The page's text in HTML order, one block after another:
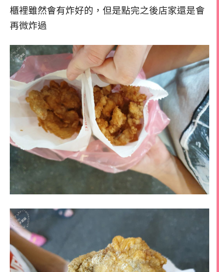
櫃裡雖然會有炸好的，但是點完之後店家還是會
再微炸過